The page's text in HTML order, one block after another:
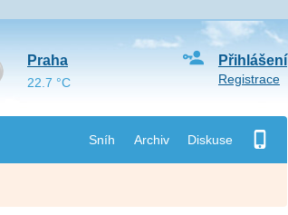
Sníh Archiv Diskuse
Přihlášení
Registrace
Praha
22.7 °C